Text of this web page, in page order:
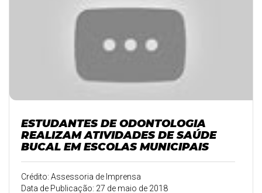
ESTUDANTES DE ODONTOLOGIA
REALIZAM ATIVIDADES DE SAÚDE
BUCAL EM ESCOLAS MUNICIPAIS
Crédito: Assessoria de Imprensa
Data de Publicação: 27 de maio de 2018